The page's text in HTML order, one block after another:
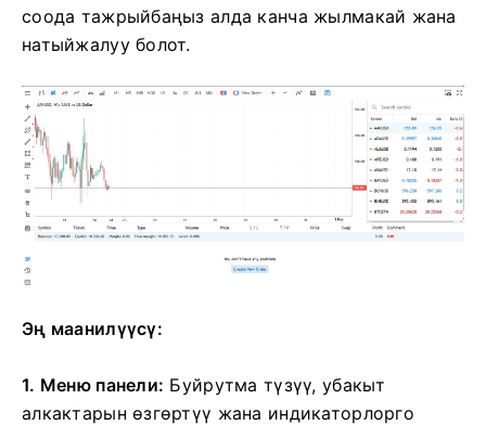
соода тажрыйбаңыз алда канча жылмакай жана
натыйжалуу болот.
Эң маанилүүсү:
1. Меню панели: Буйрутма түзүү, убакыт
алкактарын өзгөртүү жана индикаторлорго